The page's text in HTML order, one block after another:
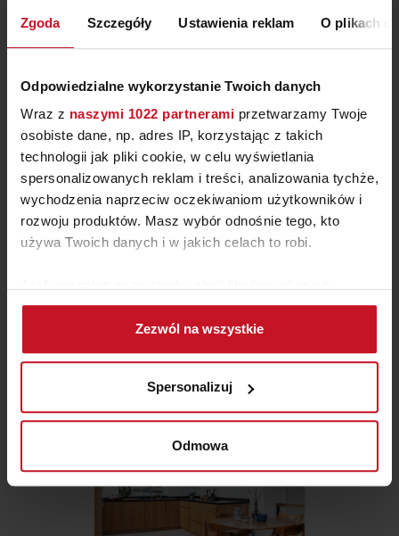
Zgoda Szczegóły Ustawienia reklam O plikach
Odpowiedzialne wykorzystanie Twoich danych
Wraz z naszymi 1022 partnerami przetwarzamy Twoje
osobiste dane, np. adres IP, korzystając z takich
technologii jak pliki cookie, w celu wyświetlania
spersonalizowanych reklam i treści, analizowania tychże,
wychodzenia naprzeciw oczekiwaniom użytkowników i
rozwoju produktów. Masz wybór odnośnie tego, kto
używa Twoich danych i w jakich celach to robi.
Gromadzić dane dotyczące Twojej lokalizacji
geograficznej z dokładnością nawet do kilku metrów
Identyfikować Twoje urządzenie, aktywnie
(fingerprinting, czyli wirtualny odcisk palca)
Dowiedz się więcej odnośnie tego, jak Twoje osobiste
dane są przetwarzane oraz ustaw własne preferencje w
zmienić lub wycofać swoją zgodę w dowolnej chwili.
Wykorzystujemy pliki cookie do spersonalizowania treści
Zezwól na wszystkie
Spersonalizuj
Odmowa
KANAPA PARADIS
ZAPYTAJ O CENĘ W SALONIE